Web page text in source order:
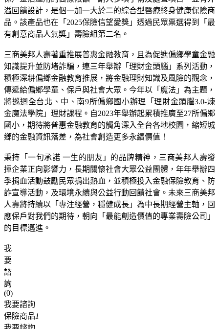
溢回饋設計，是個一加一大於二的綜合型醫療終身健康保險商
品。該產品也在「2025保險信望愛獎」透過民眾票選得到「最
有創意商品人氣獎」壽險組第二名。
三商美邦人壽著重推展普惠金融教育，且為促進偏鄉學童金融
知識提升並防堵詐騙，連三年舉辦「理財金頭腦」系列活動，
積極深耕偏鄉金融教育推展，將金融理財知識及風險的觀念，
傳遞給偏鄉學童、保戶與社會大眾。今年以「魔法」為主題，
將巡迴全台北、中、南9所偏鄉國小辦理「理財金頭腦3.0-煉
金魔法學院」理財課程。自2023年舉辦起累積推廣至27所偏鄉
國小，期待將普惠金融教育的觸角深入全台各地校園，縮短城
鄉的金融資訊落差，為社會創造更多永續價值！
秉持「一句承諾 一生的朋友」的品牌精神，三商美邦人壽發
揮企業正向影響力，長期關懷社會大眾公益團體，年年舉辦四
季捐血活動鼓勵民眾捐出熱血，並積極投入金融保險教育、防
詐宣導活動，及環境永續與公益行動回饋社會。未來三商美邦
人壽將持續以「專注經營，穩健成長」為中長期經營主軸，回
應保戶對我們的期待，朝向「最能創造價值的專業壽險公司」
的目標邁進。
我
要
諮
詢
(0)
我要諮詢
保險商品1